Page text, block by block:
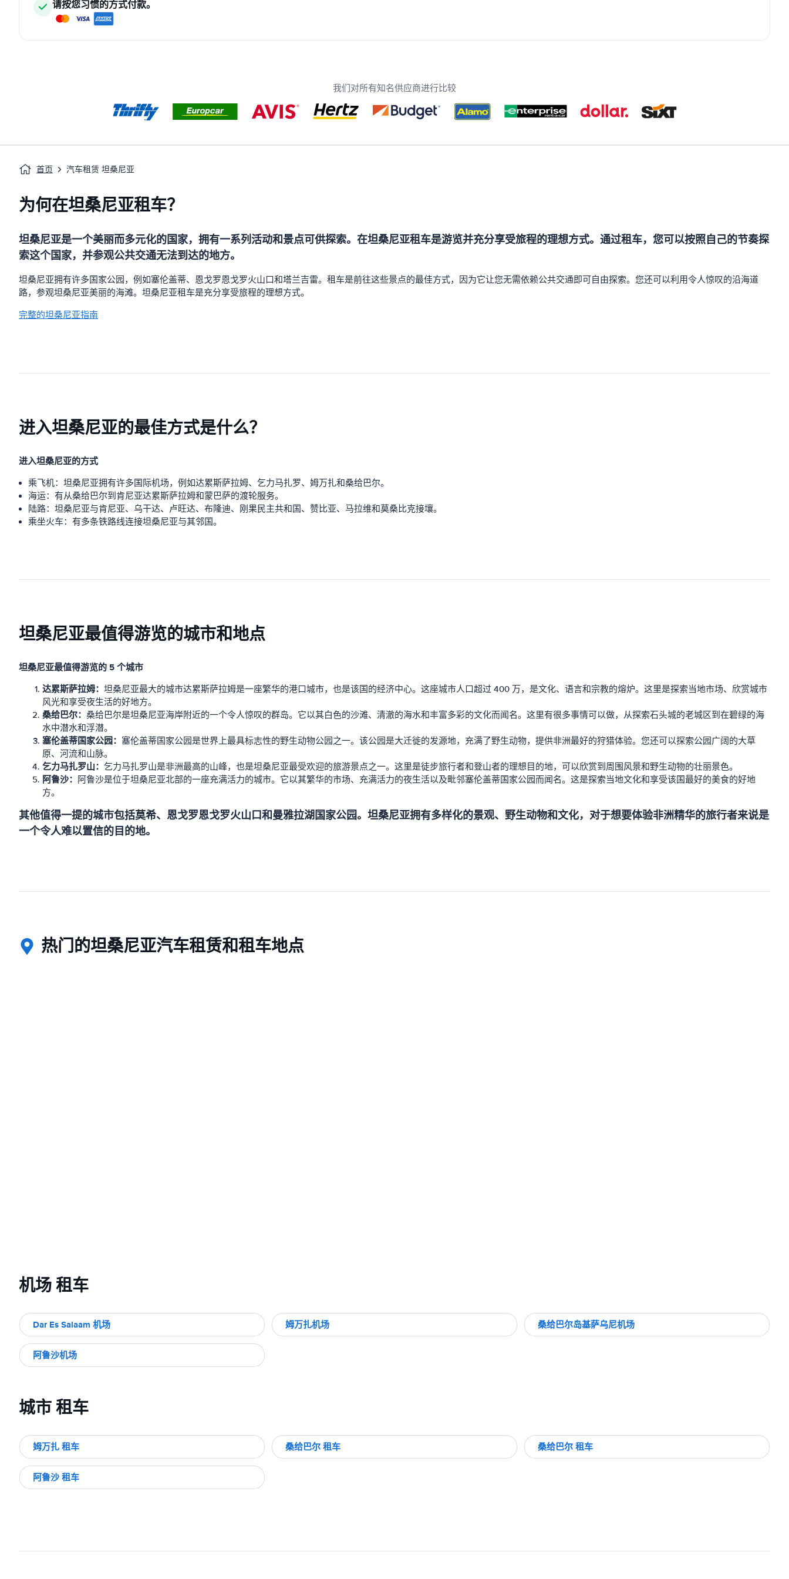
请按您习惯的方式付款。
我们对所有知名供应商进行比较
首页 汽车租赁 坦桑尼亚
为何在坦桑尼亚租车？
坦桑尼亚是一个美丽而多元化的国家，拥有一系列活动和景点可供探索。在坦桑尼亚租车是游览并充分享受旅程的理想方式。通过租车，您可以按照自己的节奏探
索这个国家，并参观公共交通无法到达的地方。
坦桑尼亚拥有许多国家公园，例如塞伦盖蒂、恩戈罗恩戈罗火山口和塔兰吉雷。租车是前往这些景点的最佳方式，因为它让您无需依赖公共交通即可自由探索。您还可以利用令人惊叹的沿海道
路，参观坦桑尼亚美丽的海滩。坦桑尼亚租车是充分享受旅程的理想方式。
完整的坦桑尼亚指南
进入坦桑尼亚的最佳方式是什么？
进入坦桑尼亚的方式
乘飞机：坦桑尼亚拥有许多国际机场，例如达累斯萨拉姆、乞力马扎罗、姆万扎和桑给巴尔。
海运：有从桑给巴尔到肯尼亚达累斯萨拉姆和蒙巴萨的渡轮服务。
陆路：坦桑尼亚与肯尼亚、乌干达、卢旺达、布隆迪、刚果民主共和国、赞比亚、马拉维和莫桑比克接壤。
乘坐火车：有多条铁路线连接坦桑尼亚与其邻国。
坦桑尼亚最值得游览的城市和地点
坦桑尼亚最值得游览的 5 个城市
达累斯萨拉姆： 坦桑尼亚最大的城市达累斯萨拉姆是一座繁华的港口城市，也是该国的经济中心。这座城市人口超过 400 万，是文化、语言和宗教的熔炉。这里是探索当地市场、欣赏城市
风光和享受夜生活的好地方。
桑给巴尔： 桑给巴尔是坦桑尼亚海岸附近的一个令人惊叹的群岛。它以其白色的沙滩、清澈的海水和丰富多彩的文化而闻名。这里有很多事情可以做，从探索石头城的老城区到在碧绿的海
水中潜水和浮潜。
塞伦盖蒂国家公园： 塞伦盖蒂国家公园是世界上最具标志性的野生动物公园之一。该公园是大迁徙的发源地，充满了野生动物，提供非洲最好的狩猎体验。您还可以探索公园广阔的大草
原、河流和山脉。
乞力马扎罗山： 乞力马扎罗山是非洲最高的山峰，也是坦桑尼亚最受欢迎的旅游景点之一。这里是徒步旅行者和登山者的理想目的地，可以欣赏到周围风景和野生动物的壮丽景色。
阿鲁沙：
阿鲁沙是位于坦桑尼亚北部的一座充满活力的城市。它以其繁华的市场、充满活力的夜生活以及毗邻塞伦盖蒂国家公园而闻名。这是探索当地文化和享受该国最好的美食的好地
方。
其他值得一提的城市包括莫希、恩戈罗恩戈罗火山口和曼雅拉湖国家公园。坦桑尼亚拥有多样化的景观、野生动物和文化，对于想要体验非洲精华的旅行者来说是
一个令人难以置信的目的地。
热门的坦桑尼亚汽车租赁和租车地点
机场 租车
Dar Es Salaam 机场 姆万扎机场 桑给巴尔岛基萨乌尼机场
阿鲁沙机场
城市 租车
姆万扎 租车 桑给巴尔 租车 桑给巴尔 租车
阿鲁沙 租车